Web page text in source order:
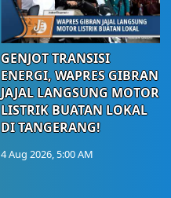
GENJOT TRANSISI
ENERGI, WAPRES GIBRAN
JAJAL LANGSUNG MOTOR
LISTRIK BUATAN LOKAL
DI TANGERANG!
4 Aug 2026, 5:00 AM